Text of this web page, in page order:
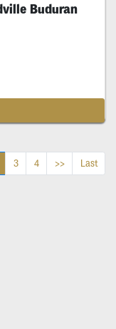
Buduran
3 4 >> Last